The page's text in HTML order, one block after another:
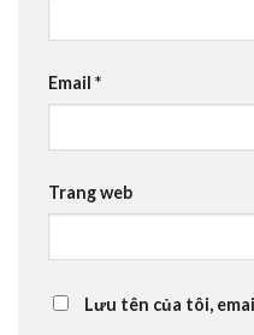
Email *
Trang web
Lưu tên của tôi,